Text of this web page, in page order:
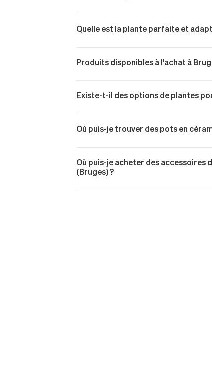
Quelle est la plante parfaite et
Produits disponibles à l'achat à
Joyau de Zanzibar livré à Brugge
Pothos Cascade livré à Brugge
Ficus Elastica Abidjan livré à
Existe-t-il des options de plantes
Où puis-je trouver des pots en
Où puis-je acheter des
(Bruges) ?